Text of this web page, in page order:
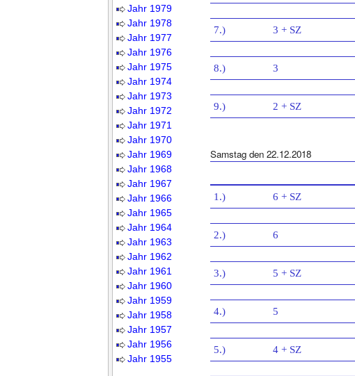
Jahr 1979
Jahr 1978
Jahr 1977
Jahr 1976
Jahr 1975
Jahr 1974
Jahr 1973
Jahr 1972
Jahr 1971
Jahr 1970
Jahr 1969
Jahr 1968
Jahr 1967
Jahr 1966
Jahr 1965
Jahr 1964
Jahr 1963
Jahr 1962
Jahr 1961
Jahr 1960
Jahr 1959
Jahr 1958
Jahr 1957
Jahr 1956
Jahr 1955
7.) 3 + SZ
8.) 3
9.) 2 + SZ
Samstag den 22.12.2018
1.) 6 + SZ
2.) 6
3.) 5 + SZ
4.) 5
5.) 4 + SZ